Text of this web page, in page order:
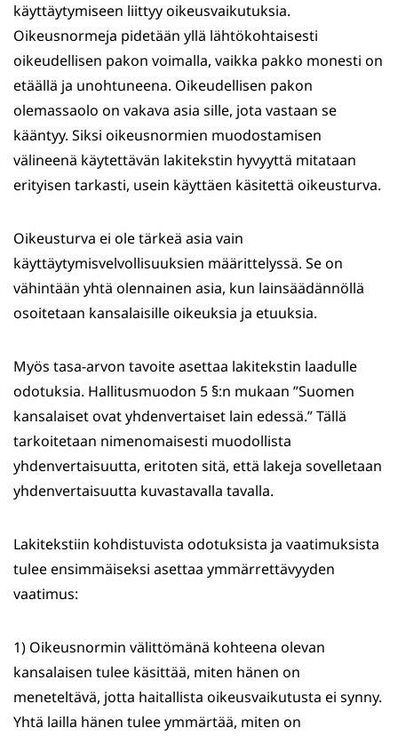
käyttäytymiseen liittyy oikeusvaikutuksia.
Oikeusnormeja pidetään yllä lähtökohtaisesti
oikeudellisen pakon voimalla, vaikka pakko monesti on
etäällä ja unohtuneena. Oikeudellisen pakon
olemassaolo on vakava asia sille, jota vastaan se
kääntyy. Siksi oikeusnormien muodostamisen
välineenä käytettävän lakitekstin hyvyyttä mitataan
erityisen tarkasti, usein käyttäen käsitettä oikeusturva.
Oikeusturva ei ole tärkeä asia vain
käyttäytymisvelvollisuuksien määrittelyssä. Se on
vähintään yhtä olennainen asia, kun lainsäädännöllä
osoitetaan kansalaisille oikeuksia ja etuuksia.
Myös tasa-arvon tavoite asettaa lakitekstin laadulle
odotuksia. Hallitusmuodon 5 §:n mukaan ”Suomen
kansalaiset ovat yhdenvertaiset lain edessä.” Tällä
tarkoitetaan nimenomaisesti muodollista
yhdenvertaisuutta, eritoten sitä, että lakeja sovelletaan
yhdenvertaisuutta kuvastavalla tavalla.
Lakitekstiin kohdistuvista odotuksista ja vaatimuksista
tulee ensimmäiseksi asettaa ymmärrettävyyden
vaatimus:
1) Oikeusnormin välittömänä kohteena olevan
kansalaisen tulee käsittää, miten hänen on
meneteltävä, jotta haitallista oikeusvaikutusta ei synny.
Yhtä lailla hänen tulee ymmärtää, miten on